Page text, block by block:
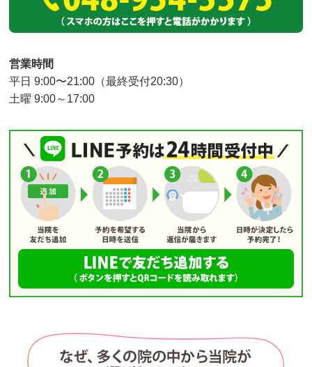
営業時間
平日 9:00〜21:00（最終受付20:30）
土曜 9:00～17:00